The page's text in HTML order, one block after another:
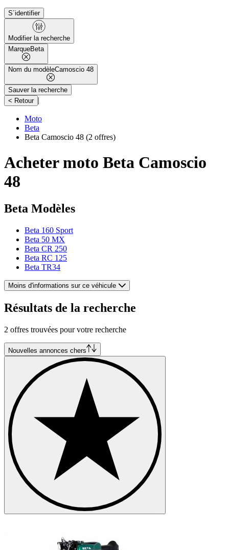
S´identifier
Modifier la recherche
MarqueBeta
Nom du modèleCamoscio 48
Sauver la recherche
< Retour |
Moto
Beta
Beta Camoscio 48 (2 offres)
Acheter moto Beta Camoscio
48
Beta Modèles
Beta 160 Sport
Beta 50 MX
Beta CR 250
Beta RC 125
Beta TR34
Moins d'informations sur ce véhicule
Résultats de la recherche
2 offres trouvées pour votre recherche
Nouvelles annonces chers